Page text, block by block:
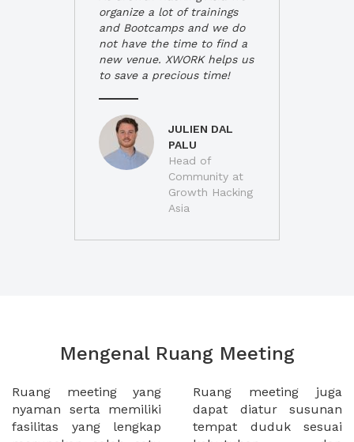
organize a lot of trainings
and Bootcamps and we do
not have the time to find a
new venue. XWORK helps us
to save a precious time!
JULIEN DAL
PALU
Head of
Community at
Growth Hacking
Asia
Mengenal Ruang Meeting
Ruang meeting yang
nyaman serta memiliki
fasilitas yang lengkap
Ruang meeting juga
dapat diatur susunan
tempat duduk sesuai